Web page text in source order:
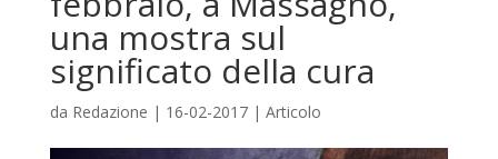
una mostra sul
significato della cura
da Redazione | 16-02-2017| Articolo